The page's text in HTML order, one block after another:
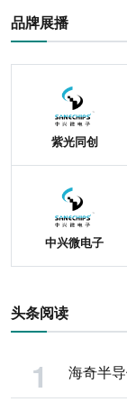
品牌展播
紫光同创
中兴微电子
头条阅读
海奇半